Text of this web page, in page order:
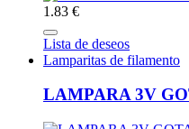
1.83 €
Lista de deseos
Lamparitas de filamento
LAMPARA 3V